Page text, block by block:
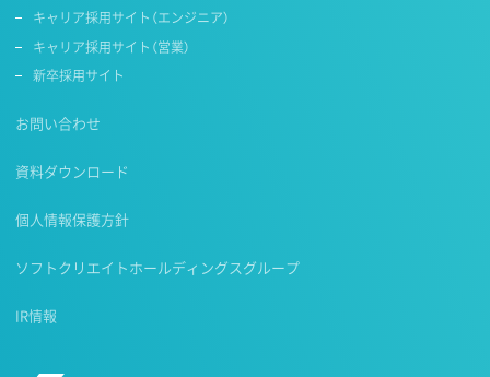
キャリア採用サイト（エンジニア）
キャリア採用サイト（営業）
新卒採用サイト
お問い合わせ
資料ダウンロード
個人情報保護方針
ソフトクリエイトホールディングスグループ
IR情報